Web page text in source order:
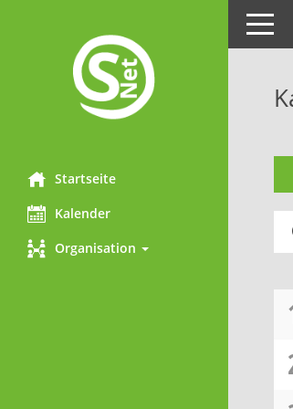
Startseite
Kalender
Organisation
Toggle